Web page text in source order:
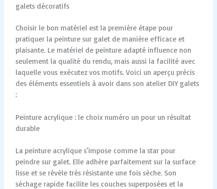
galets décoratifs
Choisir le bon matériel est la première étape pour
pratiquer la peinture sur galet de manière efficace et
plaisante. Le matériel de peinture adapté influence non
seulement la qualité du rendu, mais aussi la facilité avec
laquelle vous exécutez vos motifs. Voici un aperçu précis
des éléments essentiels à avoir dans son atelier DIY galets
:
Peinture acrylique : le choix numéro un pour un résultat
durable
La peinture acrylique s’impose comme la star pour
peindre sur galet. Elle adhère parfaitement sur la surface
lisse et se révèle très résistante une fois sèche. Son
séchage rapide facilite les couches superposées et la